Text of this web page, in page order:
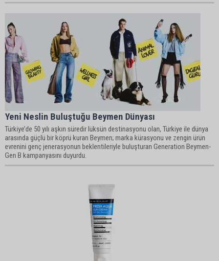
Yeni Neslin Buluştuğu Beymen Dünyası
Türkiye’de 50 yılı aşkın süredir lüksün destinasyonu olan, Türkiye ile dünya
arasında güçlü bir köprü kuran Beymen; marka kürasyonu ve zengin ürün
evrenini genç jenerasyonun beklentileriyle buluşturan Generation Beymen-
Gen B kampanyasını duyurdu.